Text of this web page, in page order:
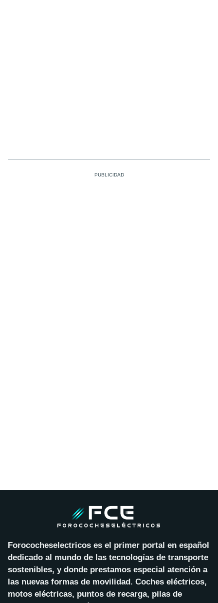
Forococheselectricos es el primer portal en español
dedicado al mundo de las tecnologías de transporte
sostenibles, y donde prestamos especial atención a
las nuevas formas de movilidad. Coches eléctricos,
motos eléctricas, puntos de recarga, pilas de